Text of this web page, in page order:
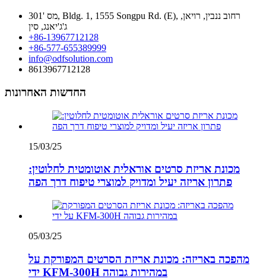
מס '301, Bldg. 1, 1555 Songpu Rd. (E), רחוב ננבין, רויאן,
ג'ג'יאנג, סין
+86-13967712128
+86-577-655389999
info@odfsolution.com
8613967712128
החדשות האחרונות
15/03/25
מכונת אריזת סרטים אוראלית אוטומטית לחלוטין:
פתרון אריזה יעיל ומדויק למוצרי טיפוח דרך הפה
05/03/25
מהפכה באריזה: מכונת אריזת הסרטים המפורקת על
ידי KFM-300H במהירות גבוהה